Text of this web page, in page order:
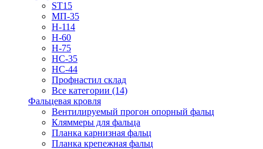
ST15
МП-35
Н-114
Н-60
Н-75
НС-35
НС-44
Профнастил склад
Все категории (14)
Фальцевая кровля
Вентилируемый прогон опорный фальц
Кляммеры для фальца
Планка карнизная фальц
Планка крепежная фальц